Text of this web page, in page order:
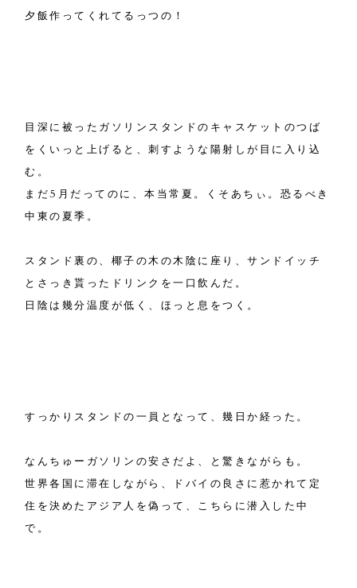
夕飯作ってくれてるっつの！
目深に被ったガソリンスタンドのキャスケットのつば
をくいっと上げると、刺すような陽射しが目に入り込
む。
まだ5月だってのに、本当常夏。くそあちぃ。恐るべき
中東の夏季。
スタンド裏の、椰子の木の木陰に座り、サンドイッチ
とさっき貰ったドリンクを一口飲んだ。
日陰は幾分温度が低く、ほっと息をつく。
すっかりスタンドの一員となって、幾日か経った。
なんちゅーガソリンの安さだよ、と驚きながらも。
世界各国に滞在しながら、ドバイの良さに惹かれて定
住を決めたアジア人を偽って、こちらに潜入した中
で。